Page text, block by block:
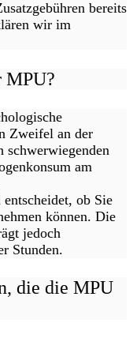
bereits
wir im
MPU?
Zweifel an der
schwerwiegenden
am
ob Sie
können. Die
jedoch
Stunden.
die die MPU